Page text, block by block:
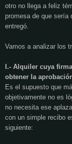
otro no llega a feliz
promesa de que sería
entregó.
Vamos a analizar los
I.- Alquiler cuya
obtener la
Es el supuesto que
objetivamente no es
no necesita ese
con un simple recibo
siguiente: